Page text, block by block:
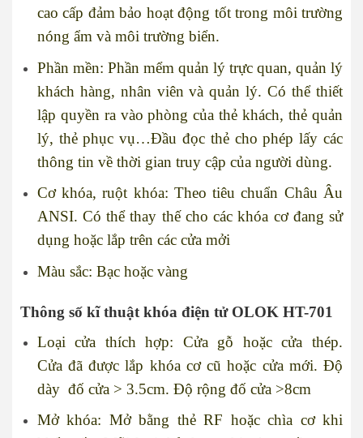
cao cấp đảm bảo hoạt động tốt trong môi trường
nóng ẩm và môi trường biển.
Phần mền: Phần mểm quản lý trực quan, quản lý
khách hàng, nhân viên và quản lý. Có thể thiết
lập quyền ra vào phòng của thẻ khách, thẻ quản
lý, thẻ phục vụ…Đầu đọc thẻ cho phép lấy các
thông tin về thời gian truy cập của người dùng.
Cơ khóa, ruột khóa: Theo tiêu chuẩn Châu Âu
ANSI. Có thể thay thế cho các khóa cơ đang sử
dụng hoặc lắp trên các cửa mởi
Màu sắc: Bạc hoặc vàng
Thông số kĩ thuật khóa điện tử OLOK HT-701
Loại cửa thích hợp: Cửa gỗ hoặc cửa thép.
Cửa đã được lắp khóa cơ cũ hoặc cửa mới. Độ
dày đố cửa > 3.5cm. Độ rộng đố cửa >8cm
Mở khóa: Mở bằng thẻ RF hoặc chìa cơ khi